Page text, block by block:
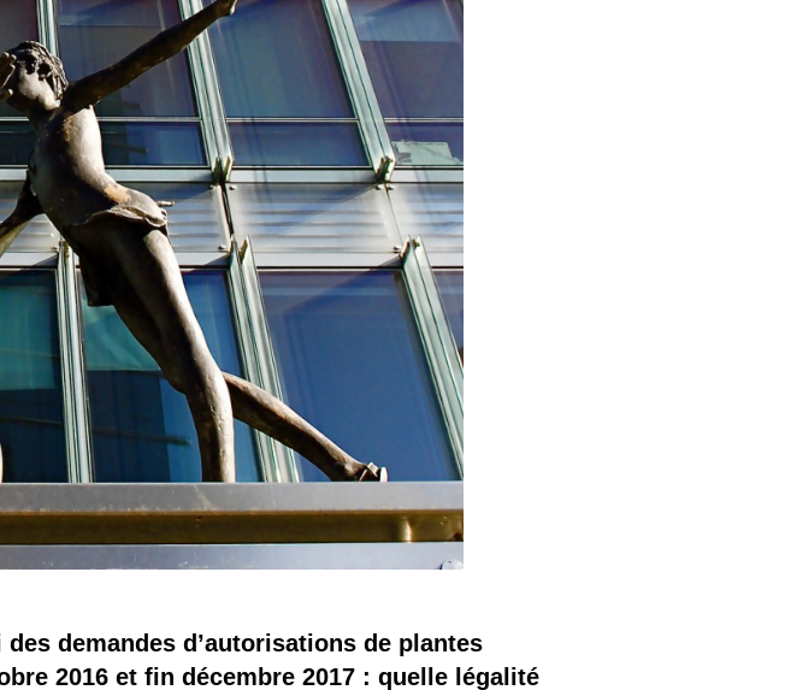
des OGM ?
demandes d’autorisations de plantes
2016 et fin décembre 2017 : quelle légalité